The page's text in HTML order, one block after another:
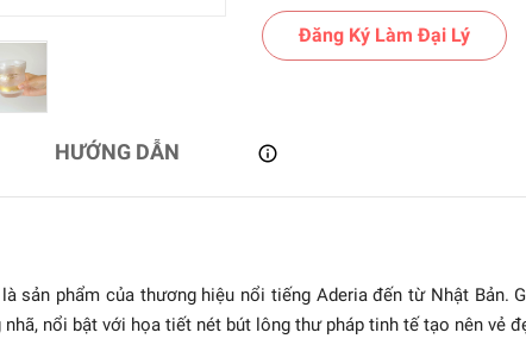
Đăng Ký Làm Đại Lý
HƯỚNG DẪN
sản phẩm của thương hiệu nổi tiếng Aderia đến từ Nhật Bản.
nhã, nổi bật với họa tiết nét bút lông thư pháp tinh tế tạo nên vẻ